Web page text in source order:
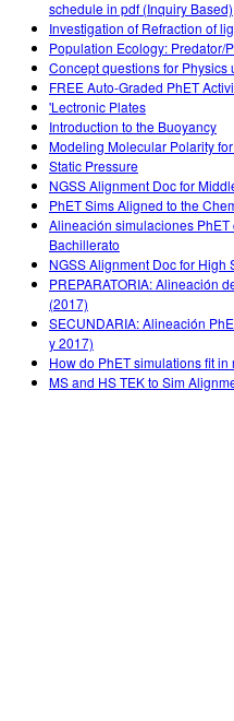
schedule in pdf (Inquiry Based)
Investigation of Refraction of
Population Ecology: Predator/
Concept questions for Physics
FREE Auto-Graded PhET
'Lectronic Plates
Introduction to the Buoyancy
Modeling Molecular Polarity
Static Pressure
NGSS Alignment Doc for
PhET Sims Aligned to the
Alineación simulaciones
Bachillerato
NGSS Alignment Doc for High
PREPARATORIA: Alineación
(2017)
SECUNDARIA: Alineación
y 2017)
How do PhET simulations fit
MS and HS TEK to Sim